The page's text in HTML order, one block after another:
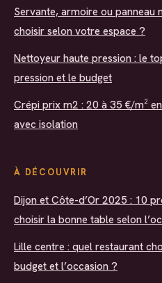
Servante, armoire ou panneau
choisir selon votre espace ?
Nettoyeur haute pression : le
pression et le budget
Crépi prix m2 : 20 à 35 €/m²
avec isolation
À DÉCOUVRIR
Dijon et Côte-d’Or 2025 : 10
choisir la bonne table selon
Lille centre : quel restaurant
budget et l’occasion ?